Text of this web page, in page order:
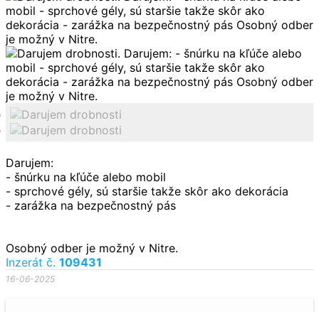
Darujem:
- šnúrku na kľúče alebo mobil
- sprchové gély, sú staršie takže skôr ako dekorácia
- zarážka na bezpečnostný pás
Osobný odber je možný v Nitre.
Inzerát č. 109431
16-06-2025